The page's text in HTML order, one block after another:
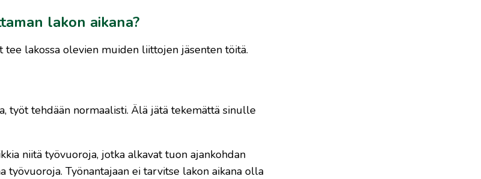
lakon aikana?
tee lakossa olevien muiden liittojen jäsenten töitä.
työt tehdään normaalisti. Älä jätä tekemättä sinulle
niitä työvuoroja, jotka alkavat tuon ajankohdan
Työnantajaan ei tarvitse lakon aikana olla